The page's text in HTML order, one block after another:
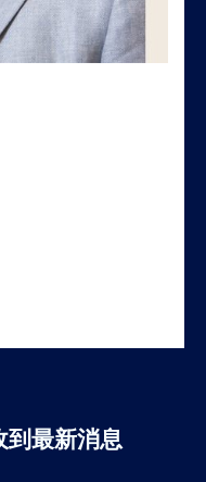
到最新消息